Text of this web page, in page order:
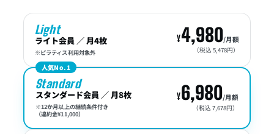
Light
ライト会員 ／ 月4枚
※ピラティス利用対象外
4,980/月額
（税込 5,478円）
人気No.1
Standard
スタンダード会員 ／ 月8枚
※12か月以上の継続条件付き
（違約金¥11,000）
6,980/月額
（税込 7,678円）